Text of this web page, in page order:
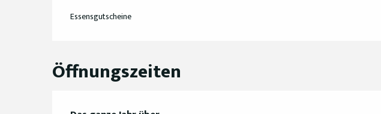
Essensgutscheine
Öffnungszeiten